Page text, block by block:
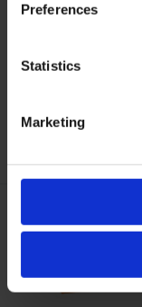
Preferences
Statistics
Marketing
Reinigt, ontvet en v...
Op voorraad